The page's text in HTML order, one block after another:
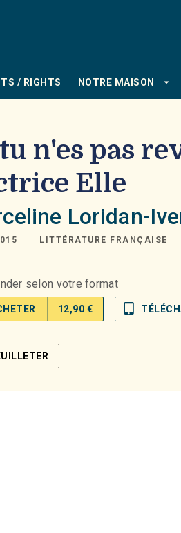
/ RIGHTS NOTRE MAISON arrow_drop_down
n'es pas
Elle
Loridan-
LITTÉRATURE FRANÇAISE
selon votre format
12,90 € tablet_mac